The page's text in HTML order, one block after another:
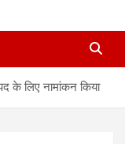
पद के लिए नामांकन किया